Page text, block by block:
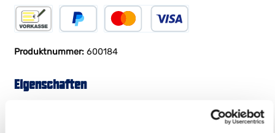
Produktnummer: 600184
Eigenschaften